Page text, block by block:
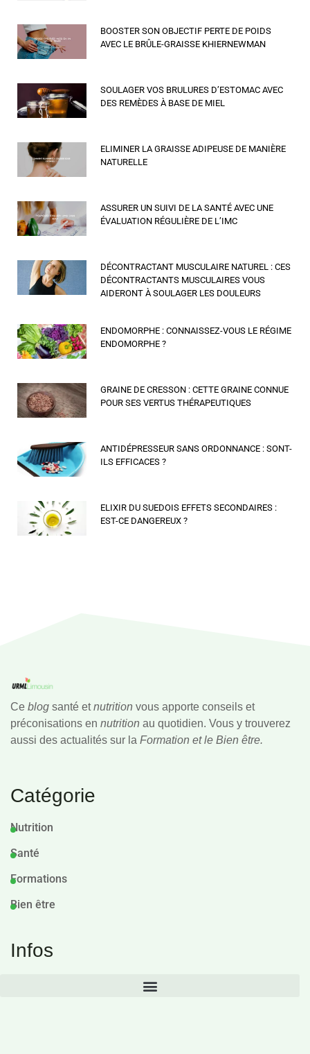
BOOSTER SON OBJECTIF PERTE DE POIDS
AVEC LE BRÛLE-GRAISSE KHIERNEWMAN
SOULAGER VOS BRULURES D’ESTOMAC AVEC
DES REMÈDES À BASE DE MIEL
ELIMINER LA GRAISSE ADIPEUSE DE MANIÈRE
NATURELLE
ASSURER UN SUIVI DE LA SANTÉ AVEC UNE
ÉVALUATION RÉGULIÈRE DE L’IMC
DÉCONTRACTANT MUSCULAIRE NATUREL : CES
DÉCONTRACTANTS MUSCULAIRES VOUS
AIDERONT À SOULAGER LES DOULEURS
ENDOMORPHE : CONNAISSEZ-VOUS LE RÉGIME
ENDOMORPHE ?
GRAINE DE CRESSON : CETTE GRAINE CONNUE
POUR SES VERTUS THÉRAPEUTIQUES
ANTIDÉPRESSEUR SANS ORDONNANCE : SONT-
ILS EFFICACES ?
ELIXIR DU SUEDOIS EFFETS SECONDAIRES :
EST-CE DANGEREUX ?
Ce blog santé etnutrition vous apporte conseils et
préconisations en nutrition au quotidien. Vous y trouverez
aussi des actualités sur la Formation et le Bien être.
Catégorie
Nutrition
Santé
Formations
Bien être
Infos